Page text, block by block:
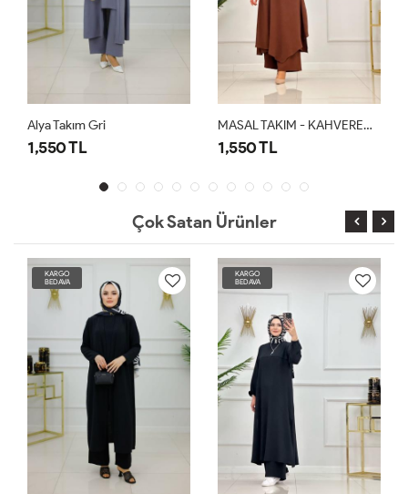
Alya Takım Gri
1,550 TL
MASAL TAKIM - KAHVERENGİ
1,550 TL
Çok Satan Ürünler
KARGO
BEDAVA
KARGO
BEDAVA